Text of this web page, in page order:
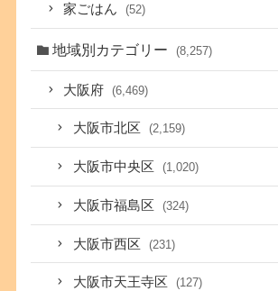
家ごはん (52)
地域別カテゴリー (8,257)
大阪府 (6,469)
大阪市北区 (2,159)
大阪市中央区 (1,020)
大阪市福島区 (324)
大阪市西区 (231)
大阪市天王寺区 (127)